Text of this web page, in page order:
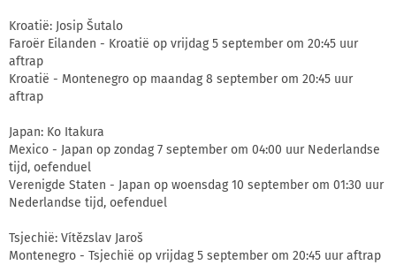
Kroatië: Josip Šutalo
Faroër Eilanden - Kroatië op vrijdag 5 september om 20:45 uur
aftrap
Kroatië - Montenegro op maandag 8 september om 20:45 uur
aftrap
Japan: Ko Itakura
Mexico - Japan op zondag 7 september om 04:00 uur Nederlandse
tijd, oefenduel
Verenigde Staten - Japan op woensdag 10 september om 01:30 uur
Nederlandse tijd, oefenduel
Tsjechië: Vítězslav Jaroš
Montenegro - Tsjechië op vrijdag 5 september om 20:45 uur aftrap